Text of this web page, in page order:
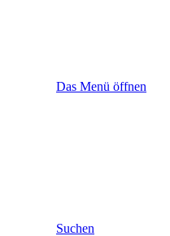
Das Menü öffnen
Suchen